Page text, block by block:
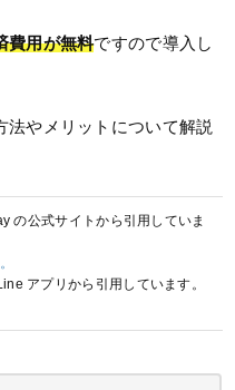
費用が無料ですので導入し
法やメリットについて解説
の公式サイトから引用していま
アプリから引用しています。